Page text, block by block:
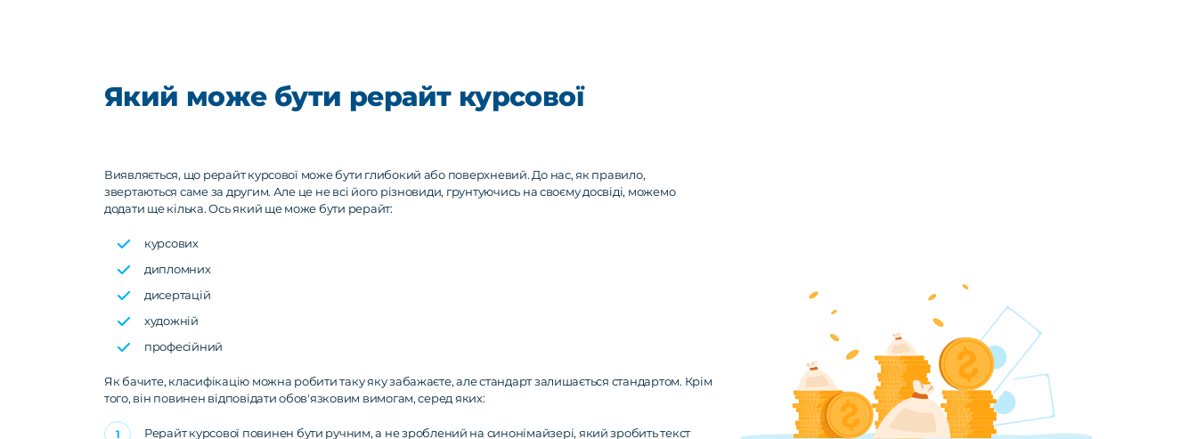
Який може бути рерайт курсової
Виявляється, що рерайт курсової може бути глибокий або поверхневий. До нас, як правило,
звертаються саме за другим. Але це не всі його різновиди, грунтуючись на своєму досвіді, можемо
додати ще кілька. Ось який ще може бути рерайт:
курсових
дипломних
дисертацій
художній
професійний
Як бачите, класифікацію можна робити таку яку забажаєте, але стандарт залишається стандартом. Крім
того, він повинен відповідати обов'язковим вимогам, серед яких:
Рерайт курсової повинен бути ручним, а не зроблений на синонімайзері, який зробить текст